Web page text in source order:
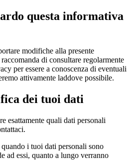
questa informativa
modifiche alla presente
di consultare regolarmente
per essere a conoscenza di eventuali
attivamente laddove possibile.
dei tuoi dati
esattamente quali dati personali
i tuoi dati personali sono
ad essi, quanto a lungo verranno